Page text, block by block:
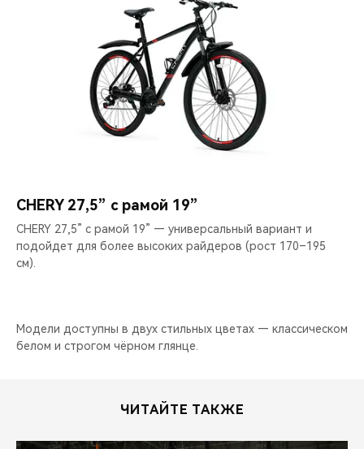
CHERY 27,5” с рамой 19”
CHERY 27,5” с рамой 19” — универсальный вариант и
подойдет для более высоких райдеров (рост 170–195
см).
Модели доступны в двух стильных цветах — классическом
белом и строгом чёрном глянце.
ЧИТАЙТЕ ТАКЖЕ